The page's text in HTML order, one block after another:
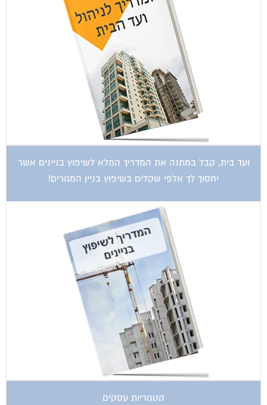
ועד בית, קבל במתנה את המדריך המלא לשיפוץ בניינים אשר
יחסוך לך אלפי שקלים בשיפוץ בניין המגורים!
קטגוריות עסקים